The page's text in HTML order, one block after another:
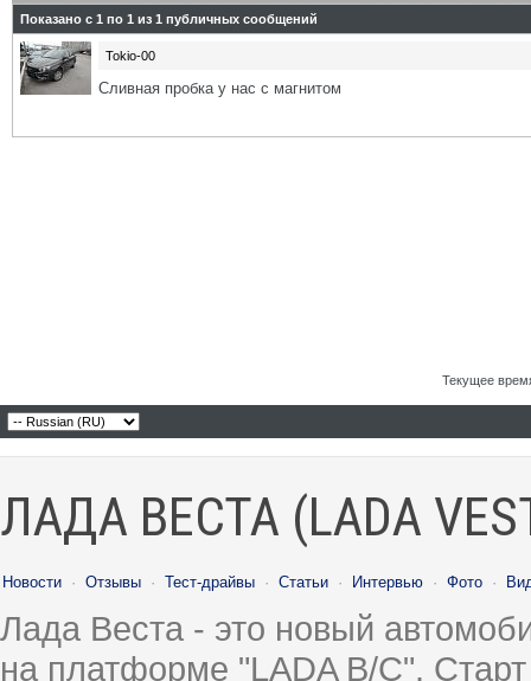
Показано с 1 по 1 из 1 публичных сообщений
Tokio-00
Сливная пробка у нас с магнитом
Текущее
ЛАДА ВЕСТА (LADA
Новости · Отзывы · Тест-драйвы · Статьи · Интервью · Фото ·
Лада Веста - это новый
на платформе "LADA B/C".